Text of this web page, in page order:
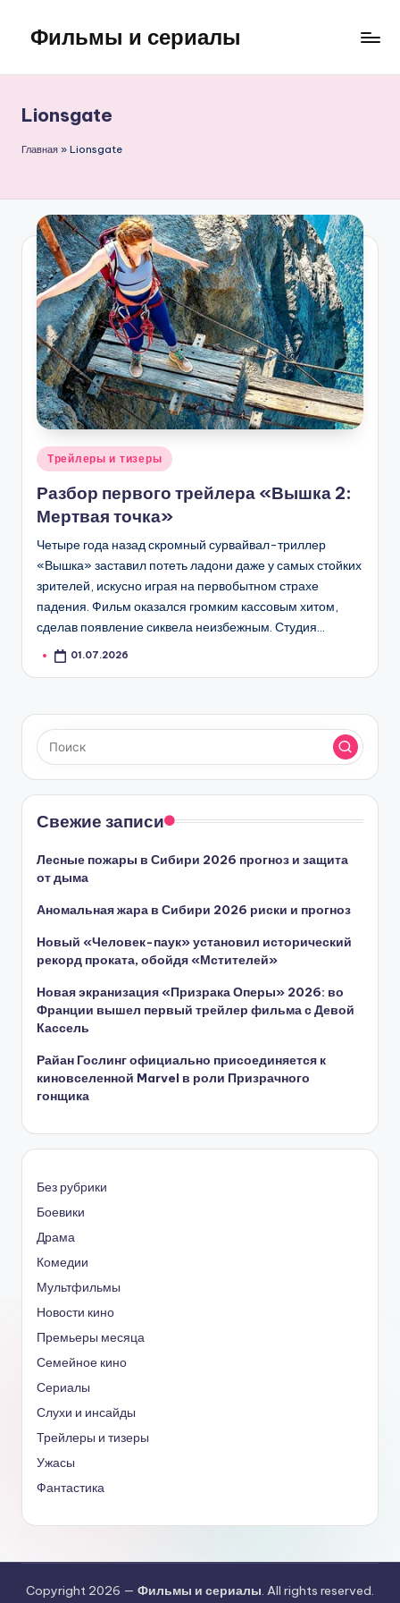
Перейти
содержимому
Фильмы и сериалы
Lionsgate
Главная » Lionsgate
Опубликовано
Трейлеры и тизеры
Разбор первого трейлера «Вышка 2:
Мертвая точка»
Четыре года назад скромный сурвайвал-триллер
«Вышка» заставил потеть ладони даже у самых стойких
зрителей, искусно играя на первобытном страхе
падения. Фильм оказался громким кассовым хитом,
сделав появление сиквела неизбежным. Студия…
01.07.2026
Свежие записи
Лесные пожары в Сибири 2026 прогноз и защита
от дыма
Аномальная жара в Сибири 2026 риски и прогноз
Новый «Человек-паук» установил исторический
рекорд проката, обойдя «Мстителей»
Новая экранизация «Призрака Оперы» 2026: во
Франции вышел первый трейлер фильма с Девой
Кассель
Райан Гослинг официально присоединяется к
киновселенной Marvel в роли Призрачного
гонщика
Без рубрики
Боевики
Драма
Комедии
Мультфильмы
Новости кино
Премьеры месяца
Семейное кино
Сериалы
Слухи и инсайды
Трейлеры и тизеры
Ужасы
Фантастика
Copyright 2026 — Фильмы и сериалы. All rights reserved.